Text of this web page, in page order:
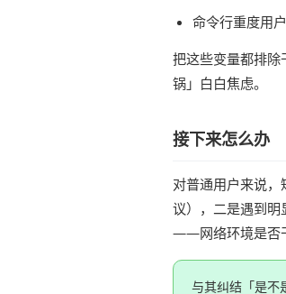
命令行重度用
把这些变量都排
锅」白白焦虑。
接下来怎么办
对普通用户来说
议），二是遇到明
——网络环境是否
与其纠结「是不